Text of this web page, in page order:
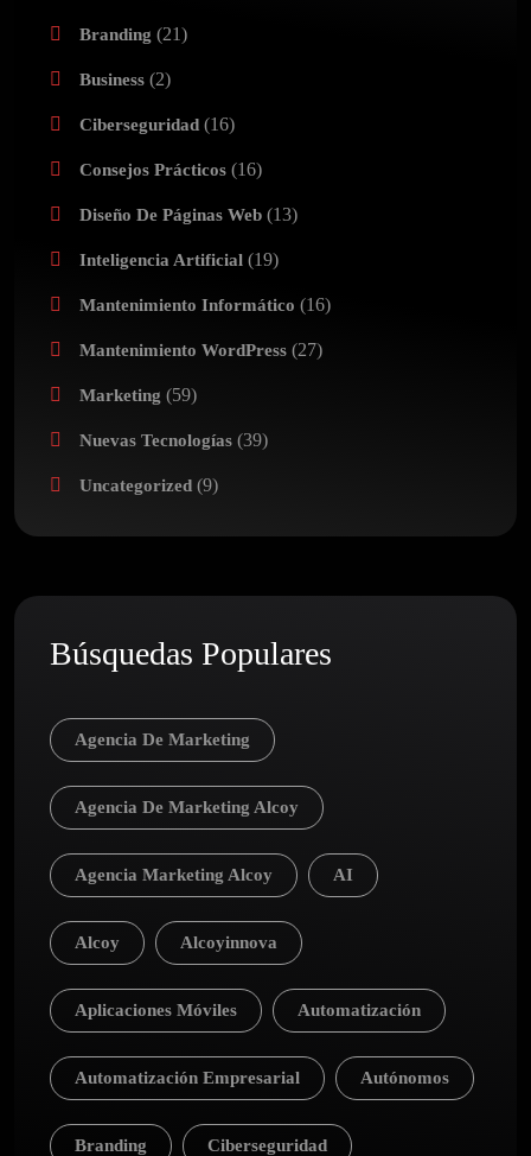
Branding (21)
Business (2)
Ciberseguridad (16)
Consejos Prácticos (16)
Diseño De Páginas Web (13)
Inteligencia Artificial (19)
Mantenimiento Informático (16)
Mantenimiento WordPress (27)
Marketing (59)
Nuevas Tecnologías (39)
Uncategorized (9)
Búsquedas Populares
Agencia De Marketing
Agencia De Marketing Alcoy
Agencia Marketing Alcoy AI
Alcoy Alcoyinnova
Aplicaciones Móviles Automatización
Automatización Empresarial Autónomos
Branding Ciberseguridad